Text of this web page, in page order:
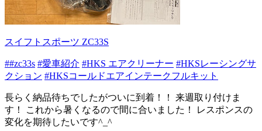
スイフトスポーツ ZC33S
##zc33s #愛車紹介 #HKS エアクリーナー #HKSレーシングサ
クション #HKSコールドエアインテークフルキット
長らく納品待ちでしたがついに到着！！ 来週取り付けま
す！ これから暑くなるので間に合いました！ レスポンスの
変化を期待したいです^_^